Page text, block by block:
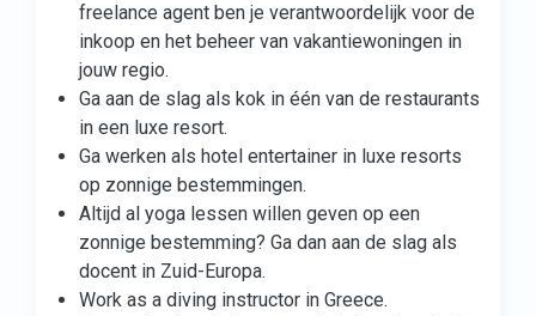
freelance agent ben je verantwoordelijk voor de
inkoop en het beheer van vakantiewoningen in
jouw regio.
Ga aan de slag als kok in één van de restaurants
in een luxe resort.
Ga werken als hotel entertainer in luxe resorts
op zonnige bestemmingen.
Altijd al yoga lessen willen geven op een
zonnige bestemming? Ga dan aan de slag als
docent in Zuid-Europa.
Work as a diving instructor in Greece.